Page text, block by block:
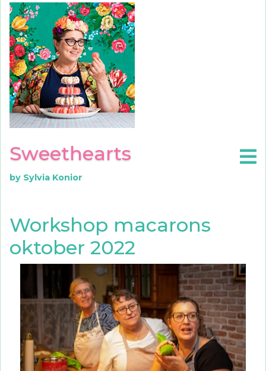
Sweethearts
by Sylvia Konior
Workshop macarons
oktober 2022